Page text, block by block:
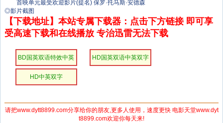
首映单元最受欢迎影片(提名) 保罗·托马斯·安德森
◎影片截图
【下载地址】本站专属下载器：点击下方链接 即可享
受高速下载和在线播放 专治迅雷无法下载
BD国英双语特效中英
双字
HD国英双语中英双字
HD中英双字
请把www.dytt8899.com分享给你的朋友,更多人使用，速度更快 电影天堂www.dyt
t8899.com欢迎你每天来!